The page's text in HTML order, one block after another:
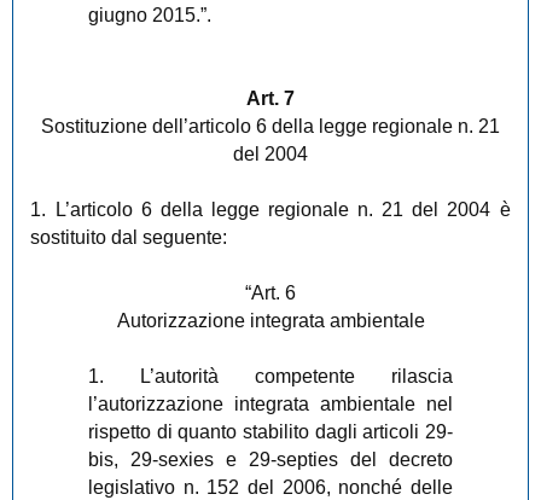
giugno 2015.”.
Art. 7
Sostituzione dell’articolo 6 della legge regionale n. 21
del 2004
1. L’articolo 6 della legge regionale n. 21 del 2004 è
sostituito dal seguente:
“Art. 6
Autorizzazione integrata ambientale
1. L’autorità competente rilascia
l’autorizzazione integrata ambientale nel
rispetto di quanto stabilito dagli articoli 29-
bis, 29-sexies e 29-septies del decreto
legislativo n. 152 del 2006, nonché delle